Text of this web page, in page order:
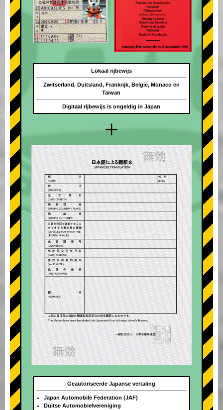
+
Lokaal rijbewijs
Zwitserland, Duitsland, Frankrijk, België, Monaco en
Taiwan
Digitaal rijbewijs is ongeldig in Japan
Geautoriseerde Japanse vertaling
Japan Automobile Federation (JAF)
Duitse Automobielvereniging